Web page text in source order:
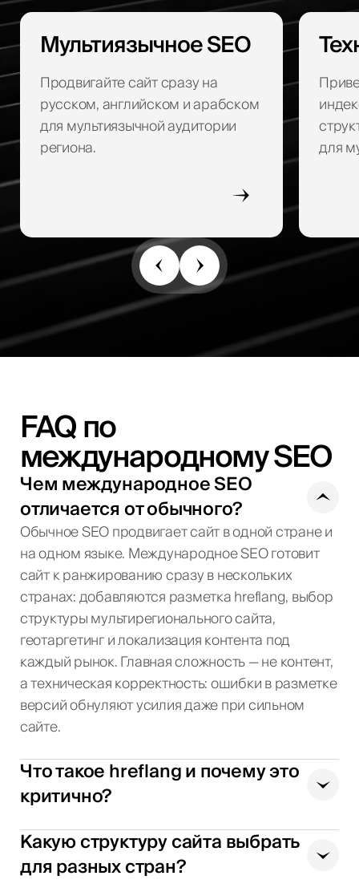
Мультиязычное SEO
Продвигайте сайт сразу на
русском, английском и арабском
для мультиязычной аудитории
региона.
для
FAQ по
международному SEO
Чем международное SEO
отличается от обычного?
Обычное SEO продвигает сайт в одной стране и
на одном языке. Международное SEO готовит
сайт к ранжированию сразу в нескольких
странах: добавляются разметка hreflang, выбор
структуры мультирегионального сайта,
геотаргетинг и локализация контента под
каждый рынок. Главная сложность — не контент,
а техническая корректность: ошибки в разметке
версий обнуляют усилия даже при сильном
сайте.
Что такое hreflang и почему это
критично?
Какую структуру сайта выбрать
для разных стран?